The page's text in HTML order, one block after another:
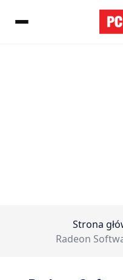
Strona
Radeon